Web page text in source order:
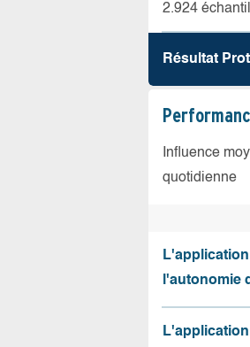
2.924
Résultat
Influence
quotidienne
l'autonomie